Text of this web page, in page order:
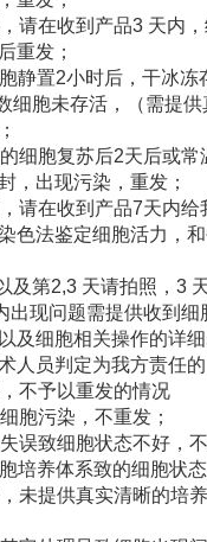
请在收到产品3 天内
重发；
静置2小时后，干冰冻
细胞未存活，（需提
细胞复苏后2天后或常
，出现污染，重发；
请在收到产品7天内给
色法鉴定细胞活力，和
及第2,3 天请拍照，3
出现问题需提供收到
及细胞相关操作的详
人员判定为我方责任的
不予以重发的情况
胞污染，不重发；
误致细胞状态不好，不
培养体系致的细胞状
未提供真实清晰的培